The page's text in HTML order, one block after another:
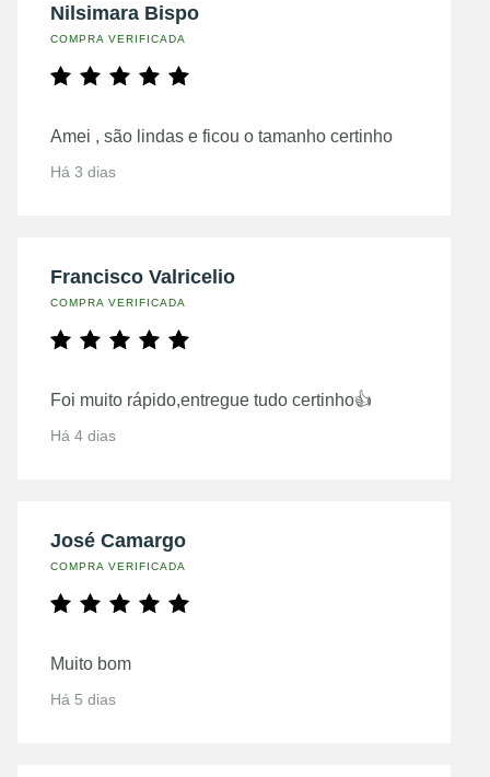
Nilsimara Bispo
COMPRA VERIFICADA
Amei , são lindas e ficou o tamanho certinho
Há 3 dias
Francisco Valricelio
COMPRA VERIFICADA
Foi muito rápido,entregue tudo certinho👍
Há 4 dias
José Camargo
COMPRA VERIFICADA
Muito bom
Há 5 dias